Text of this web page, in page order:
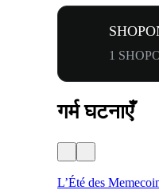
1
गर्म घटनाएँ
L’Été des